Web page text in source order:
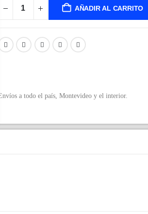
AÑADIR AL CARRITO
a todo el país, Montevideo y el interior.